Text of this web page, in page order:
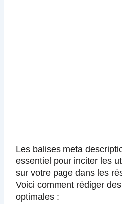
Les balises meta
essentiel pour inciter les
sur votre page dans les
Voici comment rédiger
optimales :